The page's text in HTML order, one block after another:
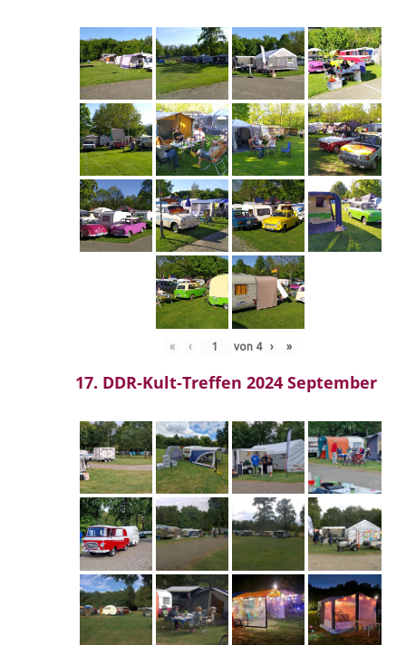
« ‹ von 4 › »
17. DDR-Kult-Treffen 2024 September